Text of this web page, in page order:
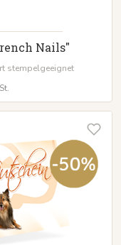
Nails"
stempelgeeignet